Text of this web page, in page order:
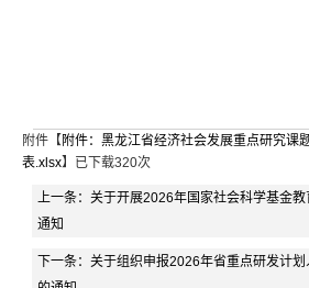
附件【 附件：黑龙江省经济社会发展重点研究课
表.xlsx】已下载320次
上一条： 关于开展2026年国家社会科学基金
通知
下一条： 关于组织申报2026年省重点研发计